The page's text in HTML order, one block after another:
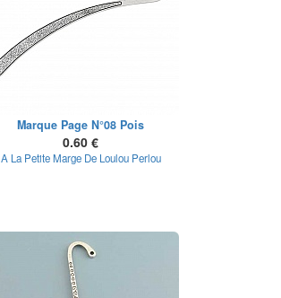
Marque Page N°08 Pois
0.60 €
A La Petite Marge De Loulou Perlou